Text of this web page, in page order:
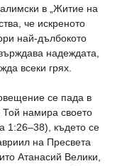
в „Житие на
че искреното
най-дълбокото
надеждата,
всеки грях.
се пада в
Той намира своето
1:26–38), където се
на Пресвета
Атанасий Велики,